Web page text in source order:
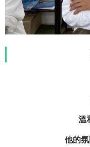
即使時間有限，也
OMSB 水難救
溫
他的氛